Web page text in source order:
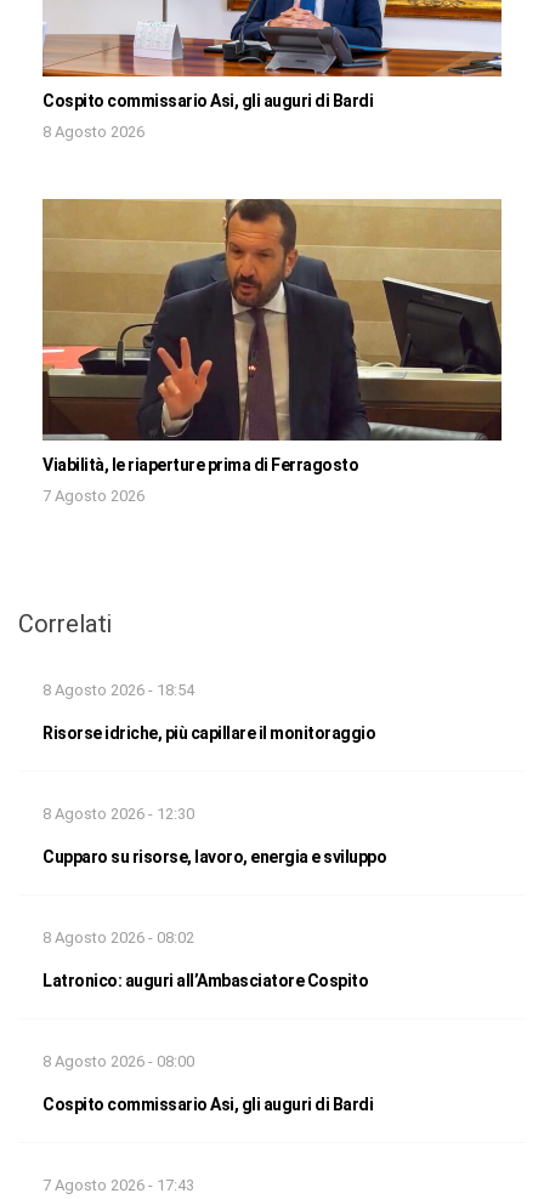
Cospito commissario Asi, gli auguri di Bardi
8 Agosto 2026
Viabilità, le riaperture prima di Ferragosto
7 Agosto 2026
Correlati
8 Agosto 2026 - 18:54
Risorse idriche, più capillare il monitoraggio
8 Agosto 2026 - 12:30
Cupparo su risorse, lavoro, energia e sviluppo
8 Agosto 2026 - 08:02
Latronico: auguri all’Ambasciatore Cospito
8 Agosto 2026 - 08:00
Cospito commissario Asi, gli auguri di Bardi
7 Agosto 2026 - 17:43